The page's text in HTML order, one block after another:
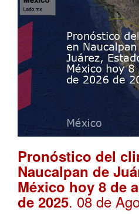
Pronóstico del
Naucalpan de
México hoy 8 de
de 2025. 08 de